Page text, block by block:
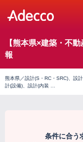
【熊本県×建築・不
報
熊本県／設計(S・RC・SRC)、設
計(設備)、設計(内装 …
条件に合う